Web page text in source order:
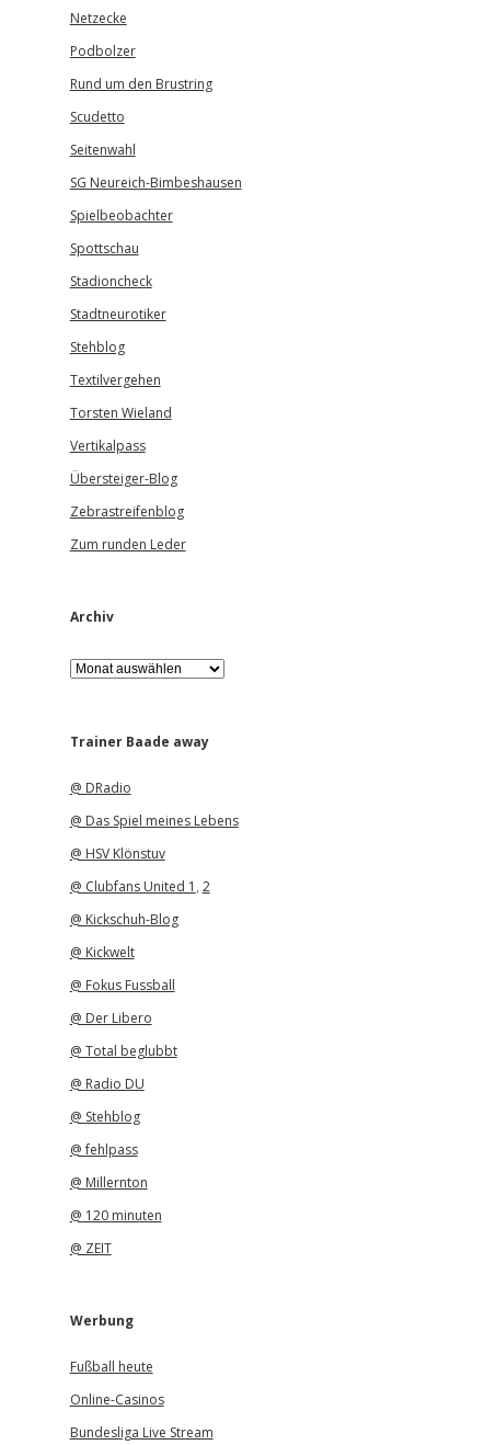
Netzecke
Podbolzer
Rund um den Brustring
Scudetto
Seitenwahl
SG Neureich-Bimbeshausen
Spielbeobachter
Spottschau
Stadioncheck
Stadtneurotiker
Stehblog
Textilvergehen
Torsten Wieland
Vertikalpass
Übersteiger-Blog
Zebrastreifenblog
Zum runden Leder
Archiv
A
r
iTrainer Baade away
@ DRadio
@ Das Spiel meines Lebens
@ HSV Klönstuv
@ Clubfans United 1 , 2
@ Kickschuh-Blog
@ Kickwelt
@ Fokus Fussball
@ Der Libero
@ Total beglubbt
@ Radio DU
@ Stehblog
@ fehlpass
@ Millernton
@ 120 minuten
@ ZEIT
Werbung
Fußball heute
Online-Casinos
Bundesliga Live Stream